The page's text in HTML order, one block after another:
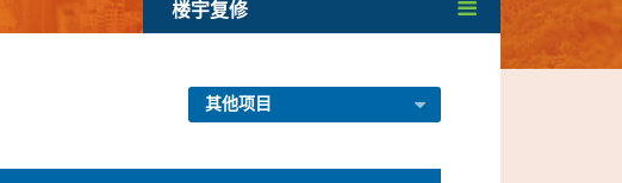
楼宇复修
其他项目